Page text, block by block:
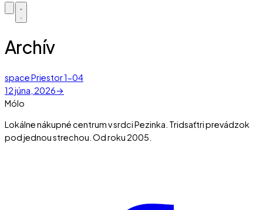
Archív
spacePriestor 1-04
12 júna, 2026→
Mólo
Lokálne nákupné centrum v srdci Pezinka. Tridsaťtri prevádzok
pod jednou strechou. Od roku 2005.